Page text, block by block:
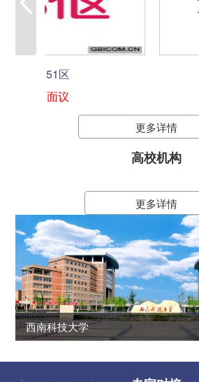
更多详情
高校机构
更多详情
西南科技大学
next